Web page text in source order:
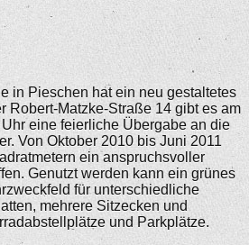
in Pieschen hat ein neu gestaltetes
Robert-Matzke-Straße 14 gibt es am
eine feierliche Übergabe an die
Von Oktober 2010 bis Juni 2011
ein anspruchsvoller
Genutzt werden kann ein grünes
für unterschiedliche
mehrere Sitzecken und
und Parkplätze.